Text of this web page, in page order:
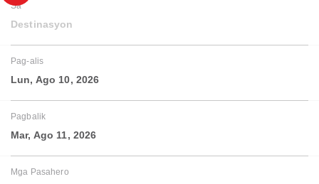
Sa
Destinasyon
Pag-alis
Lun, Ago 10, 2026
Pagbalik
Mar, Ago 11, 2026
Mga Pasahero